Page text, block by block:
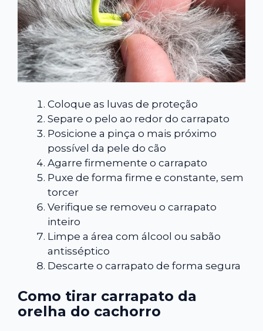
Coloque as luvas de proteção
Separe o pelo ao redor do carrapato
Posicione a pinça o mais próximo
possível da pele do cão
Agarre firmemente o carrapato
Puxe de forma firme e constante, sem
torcer
Verifique se removeu o carrapato
inteiro
Limpe a área com álcool ou sabão
antisséptico
Descarte o carrapato de forma segura
Como tirar carrapato da
orelha do cachorro